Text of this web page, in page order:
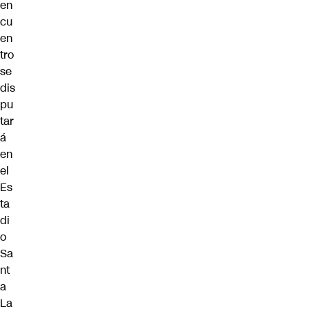
en
cu
en
tro
se
dis
pu
tar
á
en
el
Es
ta
di
o
Sa
nt
a
La